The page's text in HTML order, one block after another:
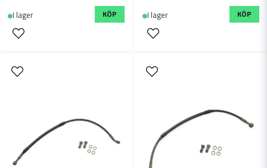
I lager KÖP I lager KÖP